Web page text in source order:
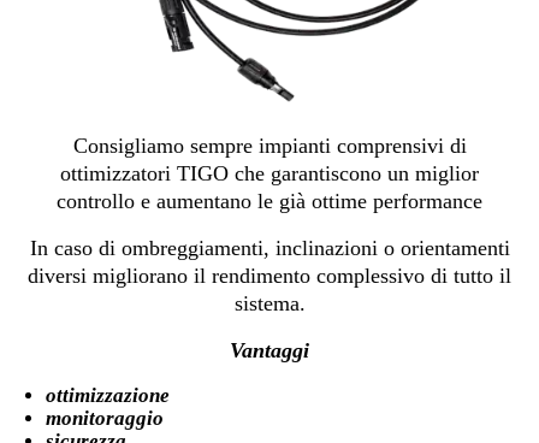
Consigliamo sempre impianti comprensivi di
ottimizzatori TIGO che garantiscono un miglior
controllo e aumentano le già ottime performance
In caso di ombreggiamenti, inclinazioni o orientamenti
diversi migliorano il rendimento complessivo di tutto il
sistema.
Vantaggi
ottimizzazione
monitoraggio